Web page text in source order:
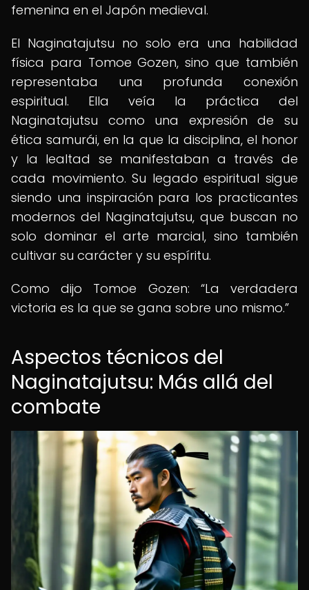
femenina en el Japón medieval.
El Naginatajutsu no solo era una habilidad
física para Tomoe Gozen, sino que también
representaba una profunda conexión
espiritual. Ella veía la práctica del
Naginatajutsu como una expresión de su
ética samurái, en la que la disciplina, el honor
y la lealtad se manifestaban a través de
cada movimiento. Su legado espiritual sigue
siendo una inspiración para los practicantes
modernos del Naginatajutsu, que buscan no
solo dominar el arte marcial, sino también
cultivar su carácter y su espíritu.
Como dijo Tomoe Gozen:
La verdadera
victoria es la que se gana sobre uno mismo.
Aspectos técnicos del
Naginatajutsu: Más allá del
combate